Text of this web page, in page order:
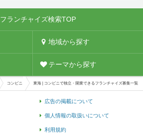
フランチャイズ検索TOP
地域から探す
テーマから探す
コンビニ 東海 | コンビニで独立・開業できるフランチャイズ募集一覧
広告の掲載について
個人情報の取扱いについて
利用規約